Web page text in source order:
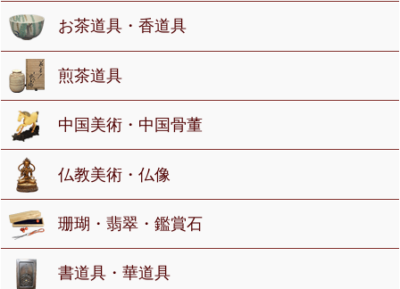
お茶道具・香道具
煎茶道具
中国美術・中国骨董
仏教美術・仏像
珊瑚・翡翠・鑑賞石
書道具・華道具